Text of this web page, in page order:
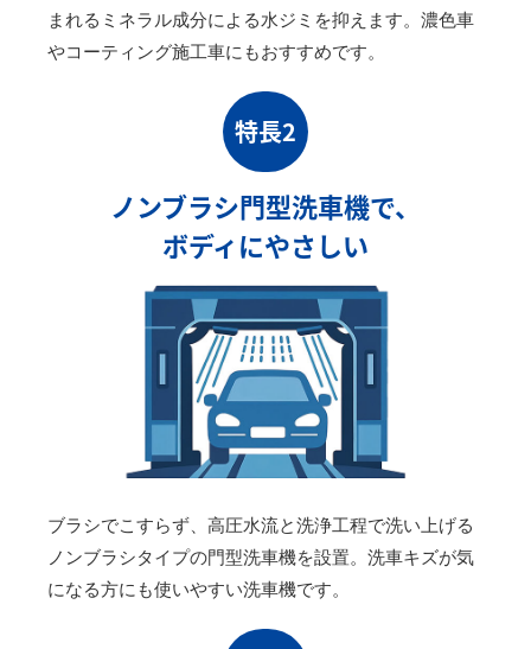
まれるミネラル成分による水ジミを抑えます。濃色車
やコーティング施工車にもおすすめです。
特長2
ノンブラシ門型洗車機で、
ボディにやさしい
ブラシでこすらず、高圧水流と洗浄工程で洗い上げる
ノンブラシタイプの門型洗車機を設置。洗車キズが気
になる方にも使いやすい洗車機です。